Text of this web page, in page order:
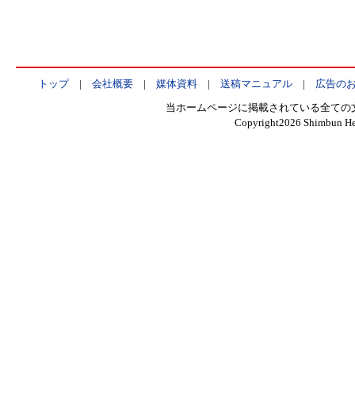
トップ| 会社概要| 媒体資料| 送稿マニュアル| 広告の
当ホームページに掲載されている全て
Copyright2026 Shimbun